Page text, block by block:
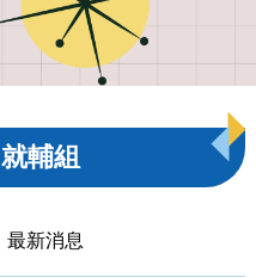
就輔組
最新消息